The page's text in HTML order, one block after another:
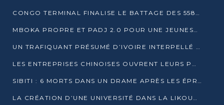
CONGO TERMINAL FINALISE LE BATTAGE DES 558 PIEUX DU FUTUR QUAI DU MÔLE EST
MBOKA PROPRE ET PADJ 2.0 POUR UNE JEUNESSE PLUS AUTONOME
UN TRAFIQUANT PRÉSUMÉ D’IVOIRE INTERPELLÉ À DOLISIE
LES ENTREPRISES CHINOISES OUVRENT LEURS PORTES AUX JEUNES DIPLÔMÉS
SIBITI : 6 MORTS DANS UN DRAME APRÈS LES ÉPREUVES DU BEPC
LA CRÉATION D’UNE UNIVERSITÉ DANS LA LIKOUALA AU CŒUR D’UNE RÉFLEXION NATIONALE